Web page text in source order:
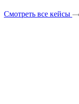
Смотреть все кейсы